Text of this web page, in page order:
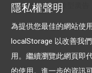
LINE 成效型廣告
隱私權聲明
為提供您最佳的網站使
localStorage 以改善我
用。繼續瀏覽此網頁即
的使用。進一步的資訊